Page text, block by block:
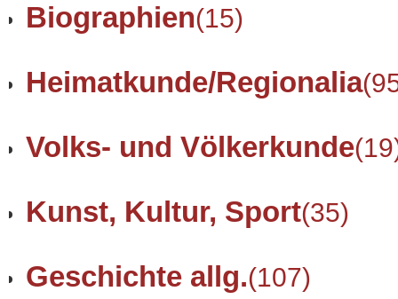
Biographien(15)
Heimatkunde/Regionalia
Volks- und Völkerkunde
Kunst, Kultur, Sport(35)
Geschichte allg.(107)